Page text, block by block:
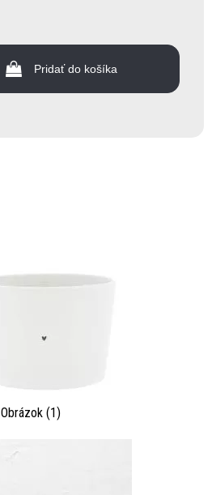
Pridať do košíka
Obrázok (1)